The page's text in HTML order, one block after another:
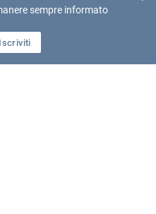
sempre informato
Iscriviti